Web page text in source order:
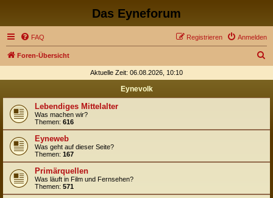
Das Eyneforum
FAQ Anmelden
Registrieren
Foren-Übersicht
h
Aktuelle Zeit: 06.08.2026, 10:10
Eynevolk
Lebendiges Mittelalter
Was machen wir?
Themen: 616
Eyneweb
Was geht auf dieser Seite?
Themen: 167
Primärquellen
Was läuft in Film und Fernsehen?
Themen: 571